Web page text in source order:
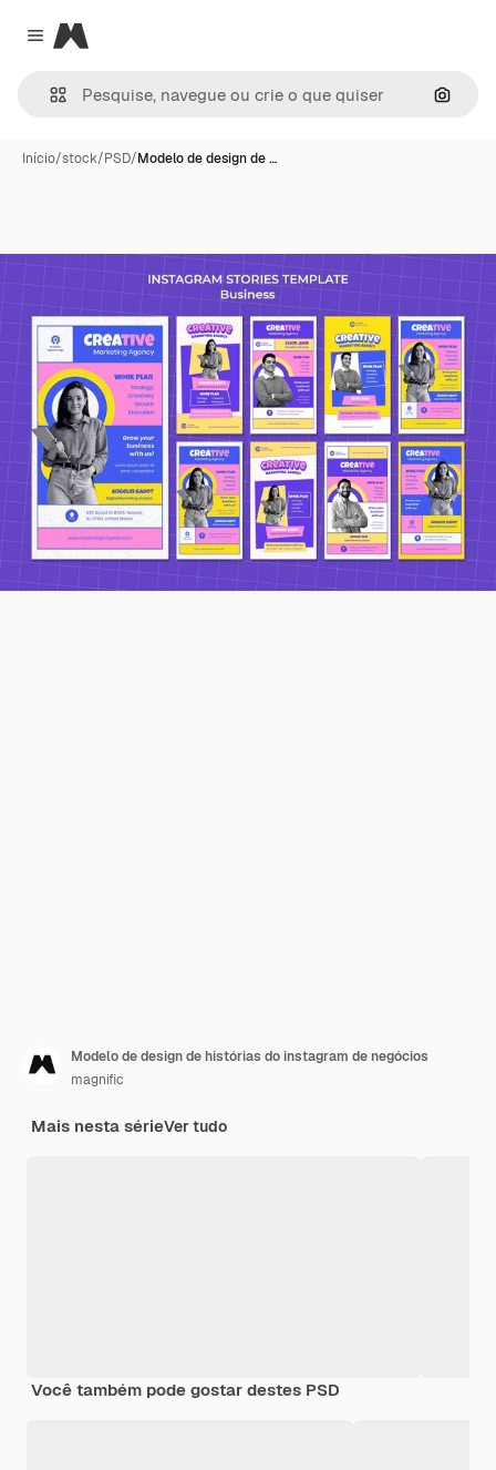
Close menu
Magnific
Início/stock/PSD/Modelo de design de …
Modelo de design de histórias do instagram de negócios
magnific
Mais nesta sérieVer tudo
Você também pode gostar destes PSD